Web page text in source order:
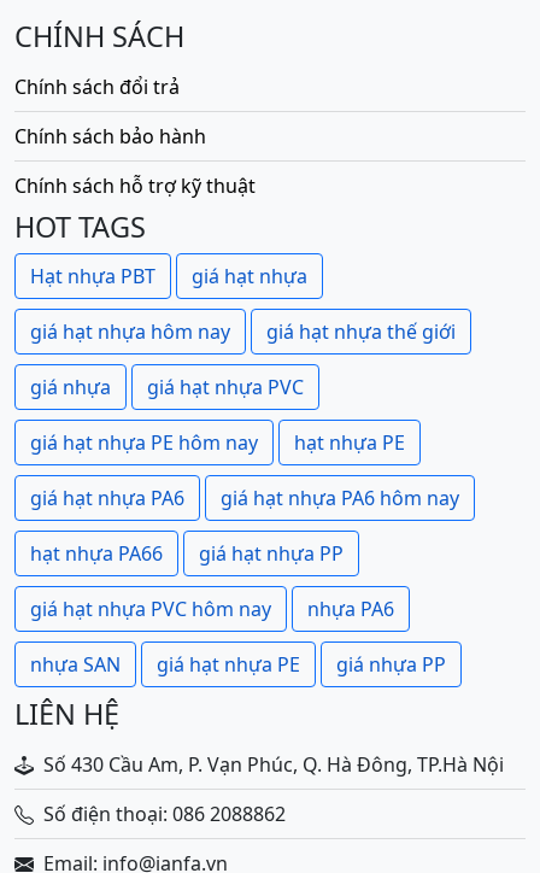
CHÍNH SÁCH
Chính sách đổi trả
Chính sách bảo hành
Chính sách hỗ trợ kỹ thuật
HOT TAGS
Hạt nhựa PBT giá hạt nhựa
giá hạt nhựa hôm nay giá hạt nhựa thế giới
giá nhựa giá hạt nhựa PVC
giá hạt nhựa PE hôm nay hạt nhựa PE
giá hạt nhựa PA6 giá hạt nhựa PA6 hôm nay
hạt nhựa PA66 giá hạt nhựa PP
giá hạt nhựa PVC hôm nay nhựa PA6
nhựa SAN giá hạt nhựa PE giá nhựa PP
LIÊN HỆ
Số 430 Cầu Am, P. Vạn Phúc, Q. Hà Đông, TP.Hà Nội
Số điện thoại: 086 2088862
Email: info@ianfa.vn